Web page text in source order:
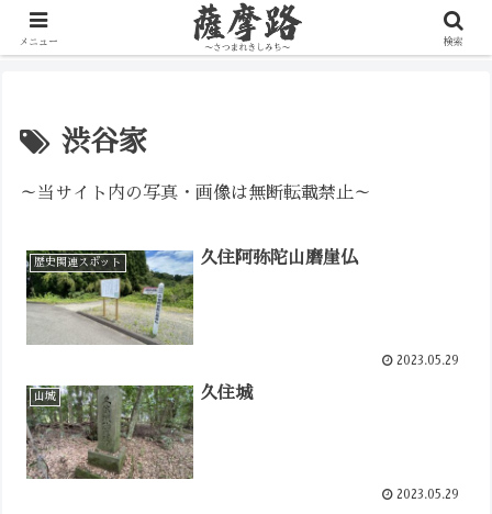
写真で辿る薩摩の歴史路
渋谷家
～当サイト内の写真・画像は無断転載禁止～
歴史関連スポット 久住阿弥陀山磨崖仏
2023.05.29
山城 久住城
2023.05.29
メニュー 検索